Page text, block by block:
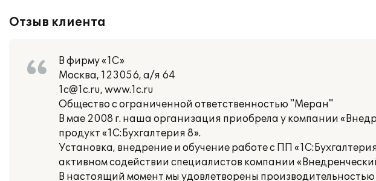
Отзыв клиента
В фирму «1С»
Москва, 123056, а/я 64
1c@1c.ru, www.1c.ru
Общество с ограниченной ответственностью "Меран"
В мае 2008 г. наша организация приобрела у компании
продукт «1С:Бухгалтерия 8».
Установка, внедрение и обучение работе с ПП
активном содействии специалистов компании
В настоящий момент мы удовлетворены